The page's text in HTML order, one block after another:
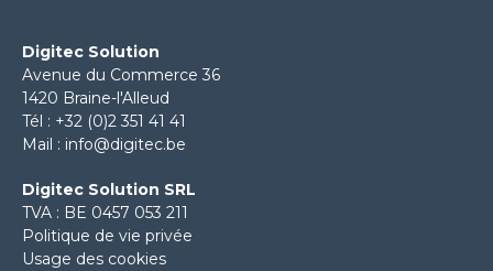
Digitec Solution
Avenue du Commerce 36
1420 Braine-l'Alleud
Tél : +32 (0)2 351 41 41
Mail : info@digitec.be
Digitec Solution SRL
TVA : BE 0457 053 211
Politique de vie privée
Usage des cookies